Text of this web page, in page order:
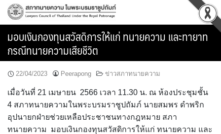
Skip
มอบเงินกองทุนสวัสดิการให้แก่ ทนายความ และทายาท
กรณีทนายความเสียชีวิต
22/04/2023 Peerapong ข่าวสภาทนายความ
เมื่อวันที่ 21 เมษายน 2566 เวลา 11.30 น. ณ ห้องประชุมชั้น
4 สภาทนายความในพระบรมราชูปถัมภ์ นายสมพร ดำพริก
อุปนายกฝ่ายช่วยเหลือประชาชนทางกฎหมาย สภา
ทนายความ มอบเงินกองทุนสวัสดิการให้แก่ ทนายความ และ